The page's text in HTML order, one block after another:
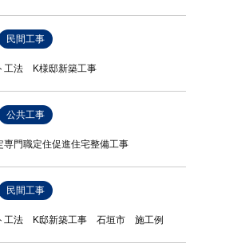
民間工事
工法 K様邸新築工事
公共工事
専門職定住促進住宅整備工事
民間工事
工法 K邸新築工事 石垣市 施工例